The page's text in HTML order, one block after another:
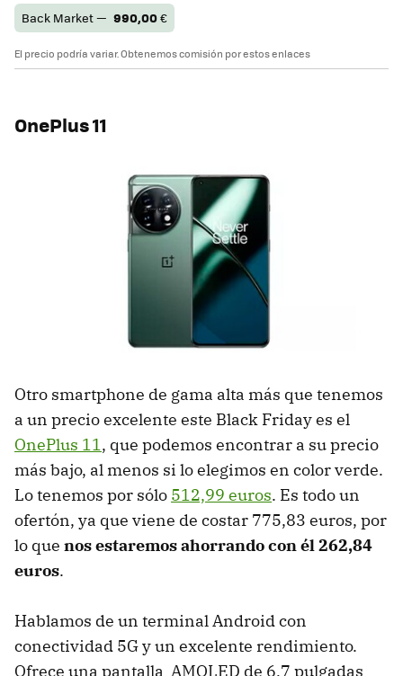
Back Market — 990,00€
El precio podría variar. Obtenemos comisión por estos enlaces
OnePlus 11
Otro smartphone de gama alta más que tenemos
a un precio excelente este Black Friday es el
OnePlus 11, que podemos encontrar a su precio
más bajo, al menos si lo elegimos en color verde.
Lo tenemos por sólo 512,99 euros. Es todo un
ofertón, ya que viene de costar 775,83 euros, por
lo que nos estaremos ahorrando con él 262,84
euros.
Hablamos de un terminal Android con
conectividad 5G y un excelente rendimiento.
Ofrece una pantalla AMOLED de 6,7 pulgadas